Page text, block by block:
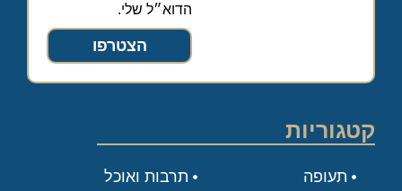
הדוא״ל שלי.
הצטרפו
קטגוריות
תעופה
תרבות ואוכל